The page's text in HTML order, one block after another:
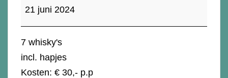
whisky
21 juni 2024
7 whisky's
incl. hapjes
Kosten: € 30,- p.p